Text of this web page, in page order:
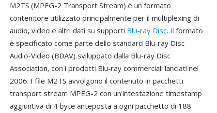
M2TS (MPEG-2 Transport Stream) è un formato
contenitore utilizzato principalmente per il multiplexing di
audio, video e altri dati su supporti Blu-ray Disc. Il formato
è specificato come parte dello standard Blu-ray Disc
Audio-Video (BDAV) sviluppato dalla Blu-ray Disc
Association, con i prodotti Blu-ray commerciali lanciati nel
2006. I file M2TS avvolgono il contenuto in pacchetti
transport stream MPEG-2 con un'intestazione timestamp
aggiuntiva di 4 byte anteposta a ogni pacchetto di 188